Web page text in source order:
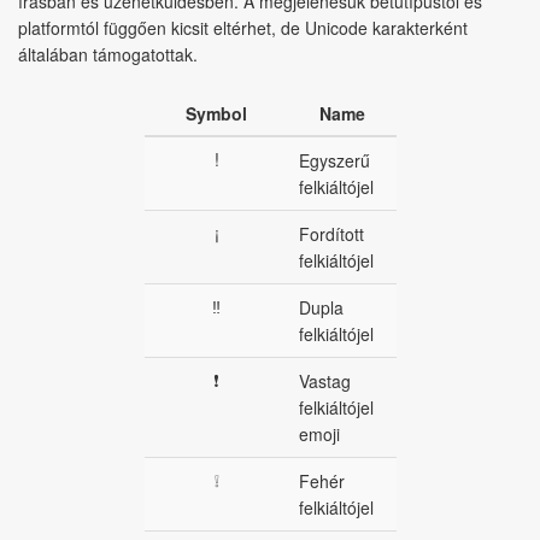
platformtól függően kicsit eltérhet, de Unicode karakterként
általában támogatottak.
Symbol
Name
!
Egyszerű
felkiáltójel
¡
Fordított
felkiáltójel
‼
Dupla
felkiáltójel
❗
Vastag
felkiáltójel
emoji
❕
Fehér
felkiáltójel